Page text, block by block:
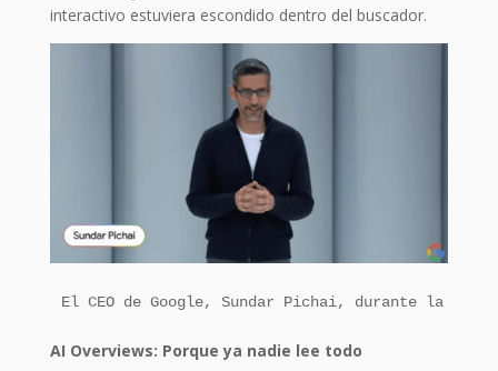
interactivo estuviera escondido dentro del buscador.
El CEO de Google, Sundar Pichai, durante la
AI Overviews: Porque ya nadie lee todo